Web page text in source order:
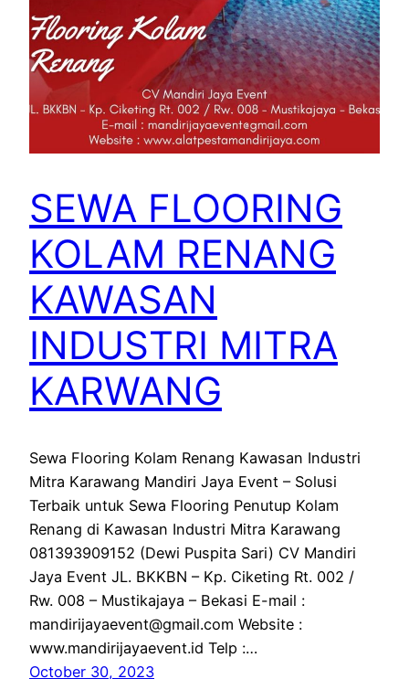
SEWA FLOORING
KOLAM RENANG
KAWASAN
INDUSTRI MITRA
KARWANG
Sewa Flooring Kolam Renang Kawasan Industri
Mitra Karawang Mandiri Jaya Event – Solusi
Terbaik untuk Sewa Flooring Penutup Kolam
Renang di Kawasan Industri Mitra Karawang
081393909152 (Dewi Puspita Sari) CV Mandiri
Jaya Event JL. BKKBN – Kp. Ciketing Rt. 002 /
Rw. 008 – Mustikajaya – Bekasi E-mail :
mandirijayaevent@gmail.com Website :
www.mandirijayaevent.id Telp :…
October 30, 2023